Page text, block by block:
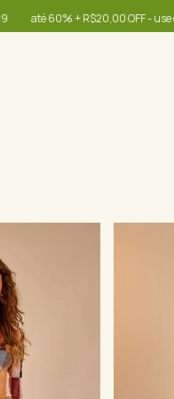
OFF - use o cupom OIBONITA